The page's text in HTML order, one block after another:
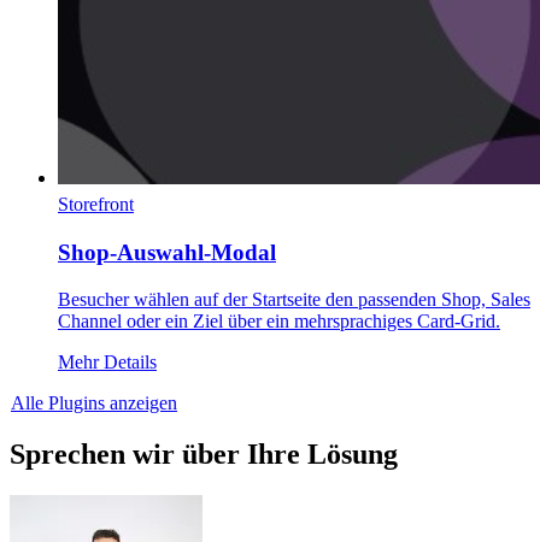
Storefront
Shop-Auswahl-Modal
Besucher wählen auf der Startseite den passenden Shop, Sales
Channel oder ein Ziel über ein mehrsprachiges Card-Grid.
Mehr Details
Alle Plugins anzeigen
Sprechen wir über Ihre Lösung